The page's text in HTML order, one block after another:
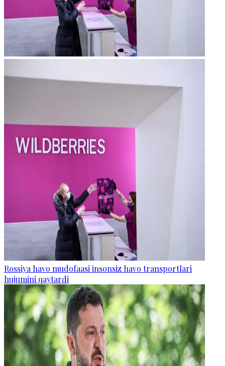
Rossiya havo mudofaasi insonsiz havo transportlari
hujumini qaytardi